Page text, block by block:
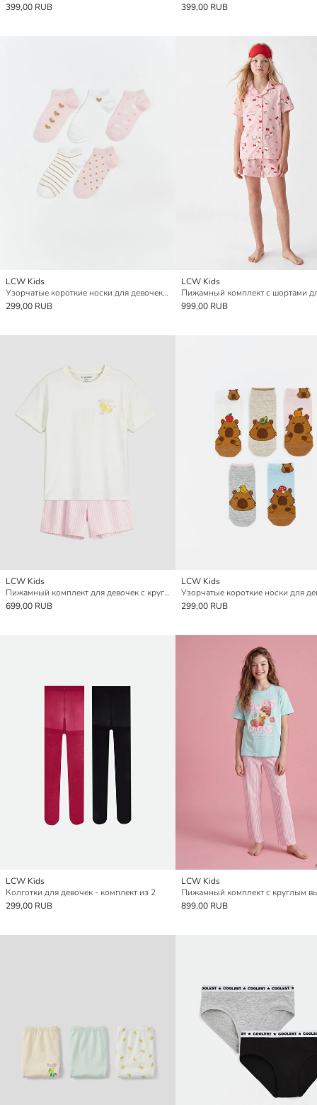
399,00 RUB
399,00 RUB
LCW Kids
Узорчатые короткие носки для девочек, комплект из 5 штук
299,00 RUB
LCW Kids
999,00 RUB
LCW Kids
Пижамный комплект для девочек с круглым вырезом
699,00 RUB
LCW Kids
299,00 RUB
LCW Kids
Колготки для девочек - комплект из 2
299,00 RUB
LCW Kids
899,00 RUB